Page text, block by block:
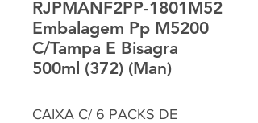
RJPMANF2PP-1801M52
Embalagem Pp M5200
C/Tampa E Bisagra
500ml (372) (Man)
CAIXA C/ 6 PACKS DE